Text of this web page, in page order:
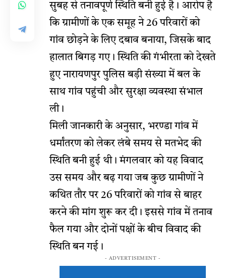
सुबह से तनावपूर्ण स्थिति बनी हुई है। आरोप है
कि ग्रामीणों के एक समूह ने 26 परिवारों को
गांव छोड़ने के लिए दबाव बनाया, जिसके बाद
हालात बिगड़ गए। स्थिति की गंभीरता को देखते
हुए नारायणपुर पुलिस बड़ी संख्या में बल के
साथ गांव पहुंची और सुरक्षा व्यवस्था संभाल
ली।
मिली जानकारी के अनुसार, भरण्डा गांव में
धर्मांतरण को लेकर लंबे समय से मतभेद की
स्थिति बनी हुई थी। मंगलवार को यह विवाद
उस समय और बढ़ गया जब कुछ ग्रामीणों ने
कथित तौर पर 26 परिवारों को गांव से बाहर
करने की मांग शुरू कर दी। इससे गांव में तनाव
फैल गया और दोनों पक्षों के बीच विवाद की
स्थिति बन गई।
- ADVERTISEMENT -